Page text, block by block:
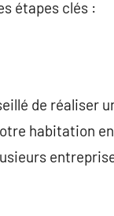
étapes clés :
de réaliser
habitation